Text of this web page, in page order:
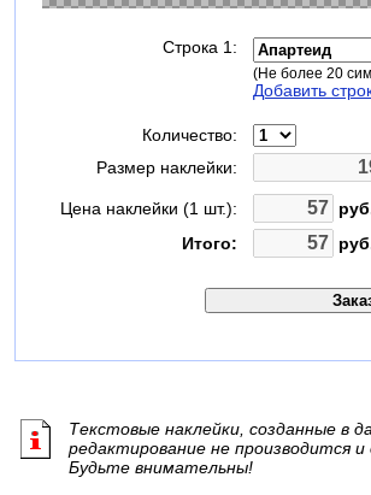
Строка 1:
(Не более 20
Добавить
Количество:
Размер наклейки:
Цена наклейки (1 шт.):
Итого:
Текстовые наклейки, созданные в
редактирование не производится
Будьте внимательны!